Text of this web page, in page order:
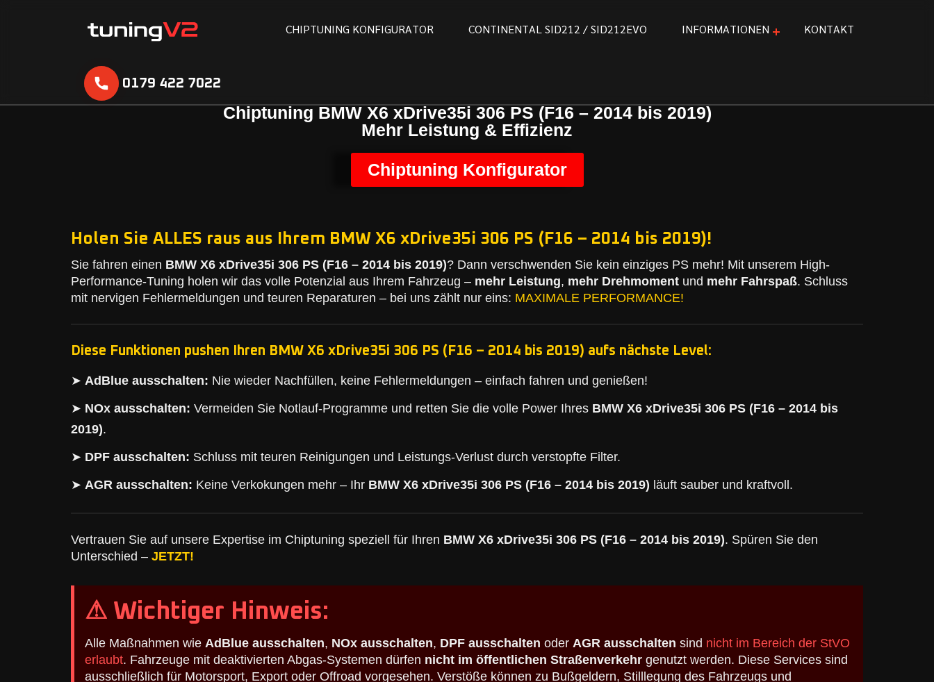
CHIPTUNING KONFIGURATOR CONTINENTAL SID21 2 / SID21 2EVO INFORMATIONEN KONTAKT
0179 422 7022
Chiptuning BMW X6 xDrive35i 306 PS (F16 – 2014 bis 2019)
Mehr Leistung & Effizienz
Chiptuning Konfigurator
Holen Sie ALLES raus aus Ihrem BMW X6 xDrive35i 306 PS (F16 – 2014 bis 2019)!
Sie fahren einen BMW X6 xDrive35i 306 PS (F16 – 2014 bis 2019)? Dann verschwenden Sie kein einziges PS mehr! Mit unserem High-
Performance-Tuning holen wir das volle Potenzial aus Ihrem Fahrzeug – mehr Leistung, mehr Drehmoment und mehr Fahrspaß. Schluss
mit nervigen Fehlermeldungen und teuren Reparaturen – bei uns zählt nur eins: MAXIMALE PERFORMANCE!
Diese Funktionen pushen Ihren BMW X6 xDrive35i 306 PS (F16 – 2014 bis 2019) aufs nächste Level:
➤ AdBlue ausschalten: Nie wieder Nachfüllen, keine Fehlermeldungen – einfach fahren und genießen!
➤ NOx ausschalten: Vermeiden Sie Notlauf-Programme und retten Sie die volle Power Ihres BMW X6 xDrive35i 306 PS (F16 – 2014 bis
2019).
➤ DPF ausschalten: Schluss mit teuren Reinigungen und Leistungs-Verlust durch verstopfte Filter.
➤ AGR ausschalten: Keine Verkokungen mehr – Ihr BMW X6 xDrive35i 306 PS (F16 – 2014 bis 2019) läuft sauber und kraftvoll.
Vertrauen Sie auf unsere Expertise im Chiptuning speziell für Ihren BMW X6 xDrive35i 306 PS (F16 – 2014 bis 2019). Spüren Sie den
Unterschied – JETZT!
⚠ Wichtiger Hinweis:
Alle Maßnahmen wie AdBlue ausschalten, NOx ausschalten, DPF ausschalten oder AGR ausschalten sind nicht im Bereich der StVO
erlaubt. Fahrzeuge mit deaktivierten Abgas-Systemen dürfen nicht im öffentlichen Straßenverkehr genutzt werden. Diese Services sind
ausschließlich für Motorsport, Export oder Offroad vorgesehen. Verstöße können zu Bußgeldern, Stilllegung des Fahrzeugs und